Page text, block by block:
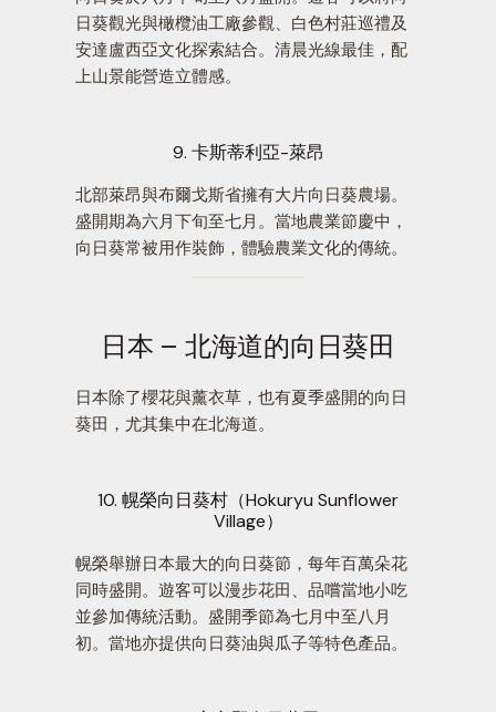
日葵觀光與橄欖油工廠參觀、白色村莊巡禮及
安達盧西亞文化探索結合。清晨光線最佳，配
上山景能營造立體感。
9. 卡斯蒂利亞-萊昂
北部萊昂與布爾戈斯省擁有大片向日葵農場。
盛開期為六月下旬至七月。當地農業節慶中，
向日葵常被用作裝飾，體驗農業文化的傳統。
日本 – 北海道的向日葵田
日本除了櫻花與薰衣草，也有夏季盛開的向日
葵田，尤其集中在北海道。
10. 幌榮向日葵村（Hokuryu Sunflower
Village）
幌榮舉辦日本最大的向日葵節，每年百萬朵花
同時盛開。遊客可以漫步花田、品嚐當地小吃
並參加傳統活動。盛開季節為七月中至八月
初。當地亦提供向日葵油與瓜子等特色產品。